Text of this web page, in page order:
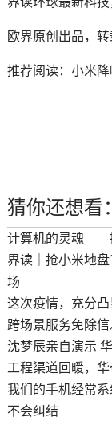
欧界原创出品，
推荐阅读： 小米
猜你还想看：
计算机的灵魂——
界读｜抢小米地
场
这次疫情，充分凸
跨场景服务免除
沈梦辰亲自演示
工程渠道回暖，
我们的手机经常
不会纠结